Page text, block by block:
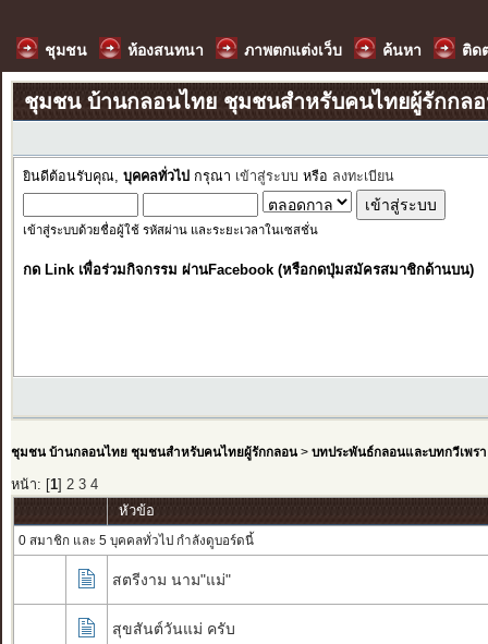
ชุมชน ห้องสนทนา ภาพตกแต่งเว็บ ค้นหา ติด
ชุมชน บ้านกลอนไทย ชุมชนสำหรับคนไทยผู้รักกล
ยินดีต้อนรับคุณ, บุคคลทั่วไป กรุณา เข้าสู่ระบบ หรือ ลงทะเบียน
เข้าสู่ระบบด้วยชื่อผู้ใช้ รหัสผ่าน และระยะเวลาในเซสชั่น
กด Link เพื่อร่วมกิจกรรม ผ่านFacebook (หรือกดปุ่มสมัครสมาชิกด้านบน)
ชุมชน บ้านกลอนไทย ชุมชนสำหรับคนไทยผู้รักกลอน> บทประพันธ์กลอนและบทกวีเพรา
หน้า: [ 1] 2 3 4
หัวข้อ
0 สมาชิก และ 5 บุคคลทั่วไป กำลังดูบอร์ดนี้
สตรีงาม นาม"แม่"
สุขสันต์วันแม่ ครับ